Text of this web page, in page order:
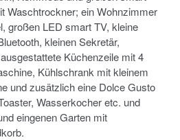
Waschtrockner; ein Wohnzimmer
großen LED smart TV, kleine
kleinen Sekretär,
Küchenzeile mit 4
Kühlschrank mit kleinem
und zusätzlich eine Dolce Gusto
Wasserkocher etc. und
eingenen Garten mit